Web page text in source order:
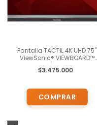
Pantalla TACTIL 4K UHD 75"
ViewSonic® VIEWBOARD™
$3.475.000